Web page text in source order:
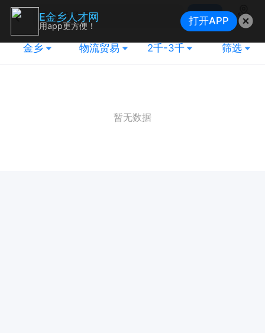
搜索
地图
金乡 物流贸易 2千-3千 筛选
暂无数据
E金乡人才网
用app更方便！ 打开APP